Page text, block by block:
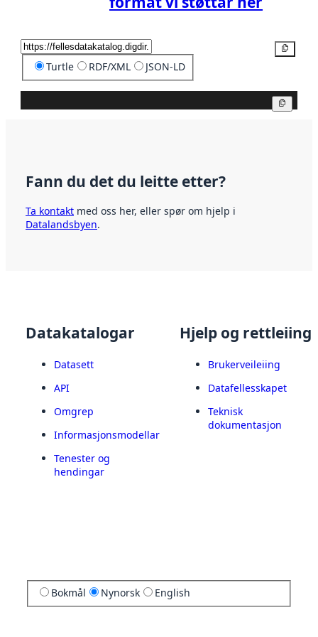
Turtle RDF/XML JSON-LD
Fann du det du leitte etter?
Ta kontakt med oss her, eller spør om hjelp i
Datalandsbyen.
Datakatalogar
Datasett
API
Omgrep
Informasjonsmodellar
Tenester og
hendingar
Hjelp og rettleiing
Brukerveileiing
Datafellesskapet
Teknisk
dokumentasjon
Bokmål Nynorsk English